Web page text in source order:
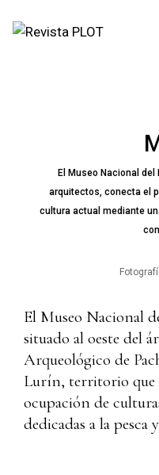
El Museo Nacional
arquitectos, conecta el
cultura actual mediante
El Museo Nacional
situado al oeste del
Arqueológico de
Lurín, territorio que
ocupación de
dedicadas a la pesca